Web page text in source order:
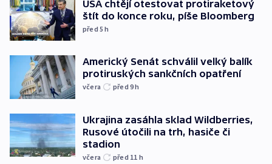
USA chtějí otestovat protiraketový
štít do konce roku, píše Bloomberg
před 5h
Americký Senát schválil velký balík
protiruských sankčních opatření
včera před 9h
Ukrajina zasáhla sklad Wildberries,
Rusové útočili na trh, hasiče či
stadion
včera před 11 h